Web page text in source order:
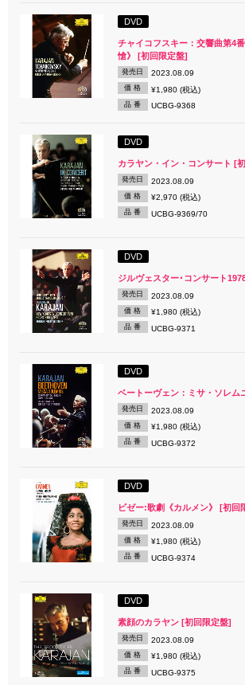
DVD
チャイコフスキー：交響曲第4
愴》 [初回限定盤]
発売日 2023.08.09
価 格 ¥1,980 (税込)
品 番 UCBG-9368
DVD
カラヤン・イン・コンサート [
発売日 2023.08.09
価 格 ¥2,970 (税込)
品 番 UCBG-9369/70
DVD
ジルヴェスター･コンサート
発売日 2023.08.09
価 格 ¥1,980 (税込)
品 番 UCBG-9371
DVD
ベートーヴェン：ミサ・ソレム
発売日 2023.08.09
価 格 ¥1,980 (税込)
品 番 UCBG-9372
DVD
ビゼー:歌劇《カルメン》 [初回
発売日 2023.08.09
価 格 ¥1,980 (税込)
品 番 UCBG-9374
DVD
素顔のカラヤン [初回限定盤]
発売日 2023.08.09
価 格 ¥1,980 (税込)
品 番 UCBG-9375